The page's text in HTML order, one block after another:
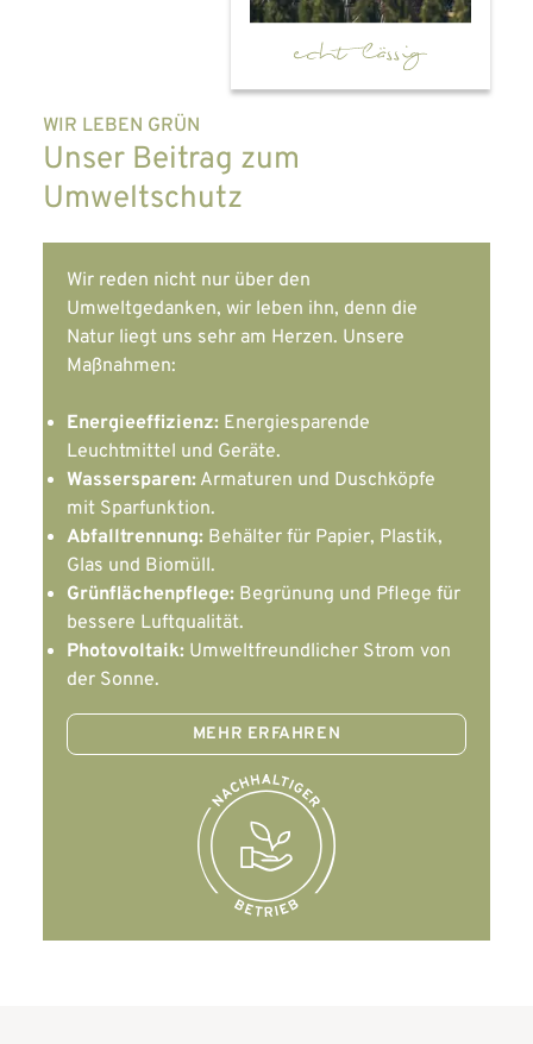
WIR LEBEN GRÜN
Unser Beitrag zum
Umweltschutz
Wir reden nicht nur über den
Umweltgedanken, wir leben ihn, denn die
Natur liegt uns sehr am Herzen. Unsere
Maßnahmen:
Energieeffizienz:Energiesparende
Leuchtmittel und Geräte.
Wassersparen:Armaturen und Duschköpfe
mit Sparfunktion.
Abfalltrennung:Behälter für Papier, Plastik,
Glas und Biomüll.
Grünflächenpflege:Begrünung und Pflege für
bessere Luftqualität.
Photovoltaik:Umweltfreundlicher Strom von
der Sonne.
MEHR ERFAHREN